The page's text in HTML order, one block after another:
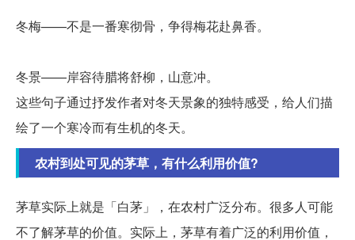
冬梅——不是一番寒彻骨，争得梅花赴鼻香。
冬景——岸容待腊将舒柳，山意冲。
这些句子通过抒发作者对冬天景象的独特感受，给人们描
绘了一个寒冷而有生机的冬天。
农村到处可见的茅草，有什么利用价值?
茅草实际上就是「白茅」，在农村广泛分布。很多人可能
不了解茅草的价值。实际上，茅草有着广泛的利用价值，